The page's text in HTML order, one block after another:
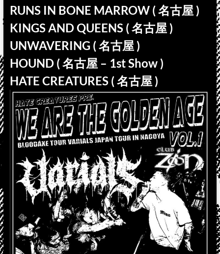
RUNS IN BONE MARROW ( 名古屋 )
KINGS AND QUEENS ( 名古屋 )
UNWAVERING ( 名古屋 )
HOUND ( 名古屋 – 1st Show )
HATE CREATURES ( 名古屋 )